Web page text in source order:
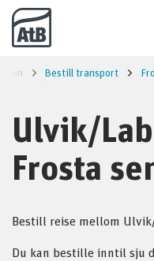
Til innhold
Bestill transport
Ulvik/
Frosta
Bestill reise mellom
Du kan bestille inntil sju